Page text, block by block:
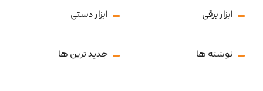
ابزار برقی ابزار دستی
نوشته ها جدید ترین ها